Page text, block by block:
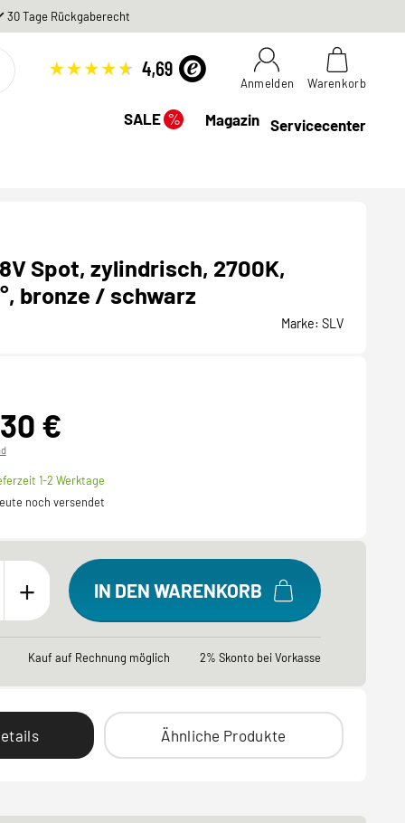
30 Tage Rückgaberecht
Anmelden Warenkorb
SALE% Magazin Servicecenter
Spot, zylindrisch, 2700K,
bronze / schwarz
Marke: SLV
€
1-2 Werktage
noch versendet
+ IN DEN WARENKORB
Kauf auf Rechnung möglich 2% Skonto bei Vorkasse
Ähnliche Produkte